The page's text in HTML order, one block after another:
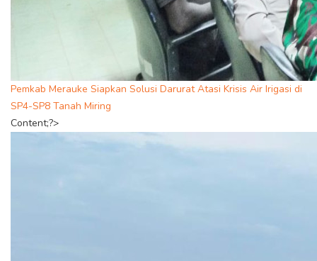
Pemkab Merauke Siapkan Solusi Darurat Atasi Krisis Air Irigasi di
SP4-SP8 Tanah Miring
Content;?>